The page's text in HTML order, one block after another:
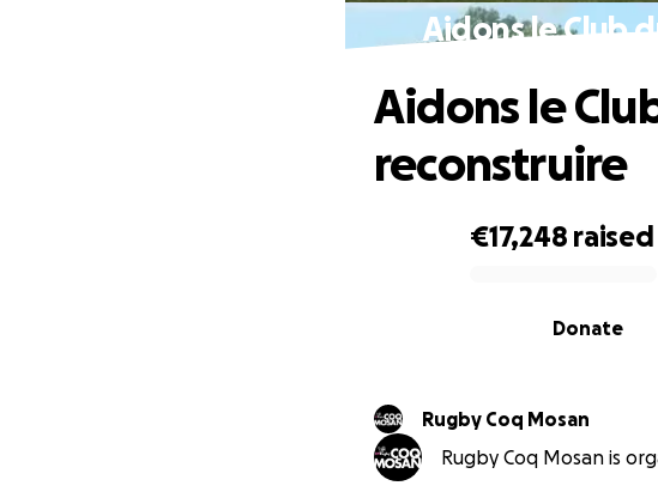
Aidons le Club
€17,248 raised
Donate
Aidons le
reconstruire
Rugby Coq Mosan
Rugby Coq Mosan is